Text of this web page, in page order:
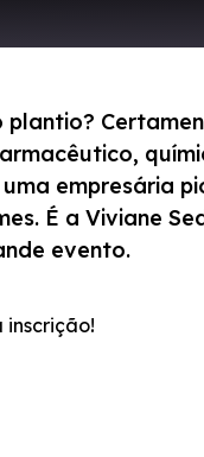
empresária
É a Viviane
evento.
inscrição!